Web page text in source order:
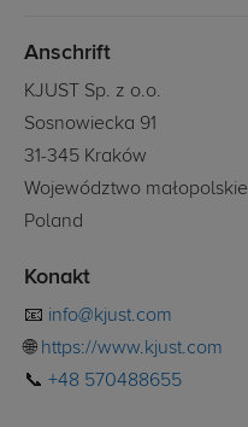
Anschrift
KJUST Sp. z o.o.
Sosnowiecka 91
31-345 Kraków
Województwo małopolskie
Poland
Konakt
📧 info@kjust.com
🌐 https://www.kjust.com
📞 +48 570488655